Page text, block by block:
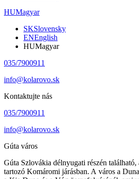
HUMagyar
SKSlovensky
ENEnglish
HUMagyar
035/7900911
info@kolarovo.sk
Kontaktujte nás
035/7900911
info@kolarovo.sk
Gúta város
Gúta Szlovákia délnyugati részén
tartozó Komáromi járásban. A város a